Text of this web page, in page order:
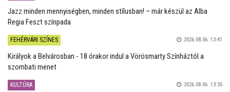
Jazz minden mennyiségben, minden stílusban! – már készül az Alba
Regia Feszt színpada
FEHÉRVÁRI SZÍNES 2026.08.06. 13:41
Királyok a Belvárosban - 18 órakor indul a Vörösmarty Színháztól a
szombati menet
KULTÚRA 2026.08.06. 13:35